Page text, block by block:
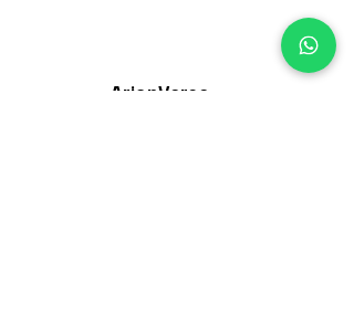
ArianVerse